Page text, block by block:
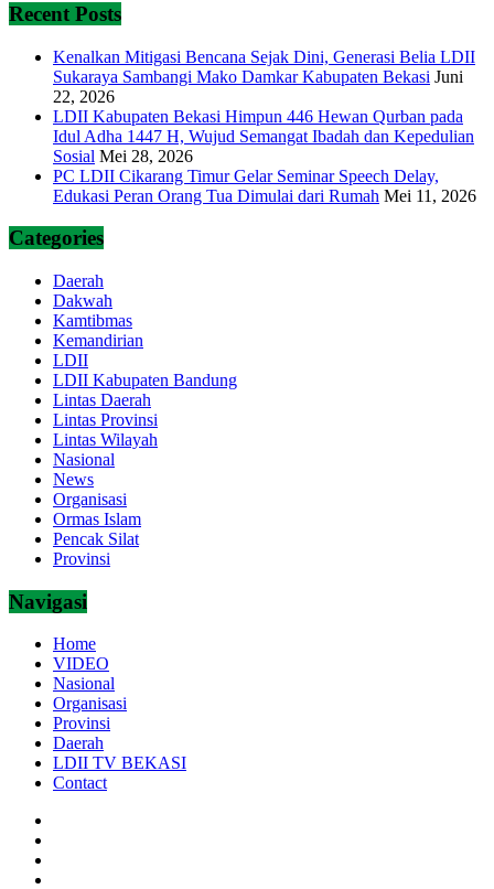
Recent Posts
Kenalkan Mitigasi Bencana Sejak Dini, Generasi Belia LDII
Sukaraya Sambangi Mako Damkar Kabupaten Bekasi Juni
22, 2026
LDII Kabupaten Bekasi Himpun 446 Hewan Qurban pada
Idul Adha 1447 H, Wujud Semangat Ibadah dan Kepedulian
Sosial Mei 28, 2026
PC LDII Cikarang Timur Gelar Seminar Speech Delay,
Edukasi Peran Orang Tua Dimulai dari Rumah Mei 11, 2026
Categories
Daerah
Dakwah
Kamtibmas
Kemandirian
LDII
LDII Kabupaten Bandung
Lintas Daerah
Lintas Provinsi
Lintas Wilayah
Nasional
News
Organisasi
Ormas Islam
Pencak Silat
Provinsi
Navigasi
Home
VIDEO
Nasional
Organisasi
Provinsi
Daerah
LDII TV BEKASI
Contact